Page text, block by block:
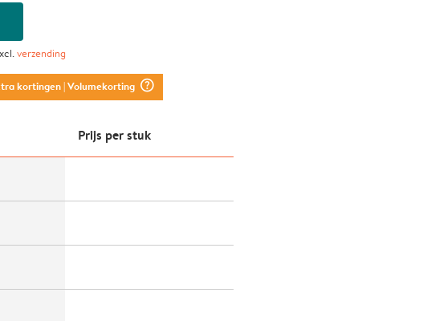
verzending
kortingen| Volumekorting question_mark_circle
Prijs per stuk